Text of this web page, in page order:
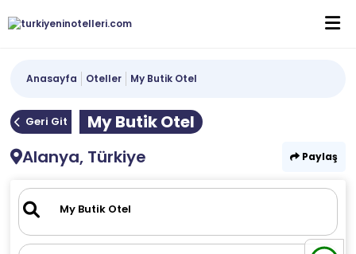
Anasayfa Oteller My Butik Otel
Geri Git
My Butik Otel
Alanya, Türkiye
Paylaş